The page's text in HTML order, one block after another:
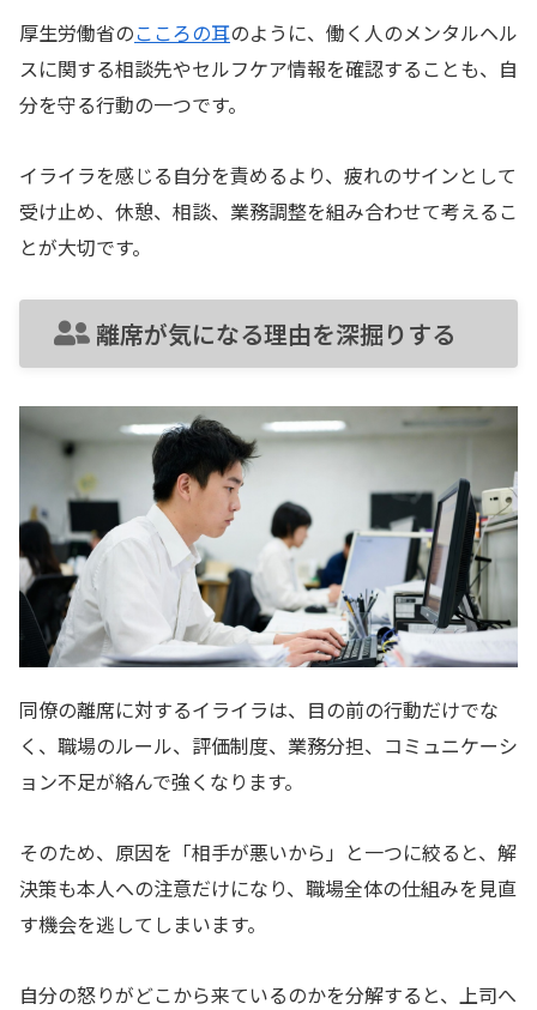
厚生労働省のこころの耳のように、働く人のメンタルヘル
スに関する相談先やセルフケア情報を確認することも、自
分を守る行動の一つです。
イライラを感じる自分を責めるより、疲れのサインとして
受け止め、休憩、相談、業務調整を組み合わせて考えるこ
とが大切です。
離席が気になる理由を深掘りする
同僚の離席に対するイライラは、目の前の行動だけでな
く、職場のルール、評価制度、業務分担、コミュニケーシ
ョン不足が絡んで強くなります。
そのため、原因を「相手が悪いから」と一つに絞ると、解
決策も本人への注意だけになり、職場全体の仕組みを見直
す機会を逃してしまいます。
自分の怒りがどこから来ているのかを分解すると、上司へ